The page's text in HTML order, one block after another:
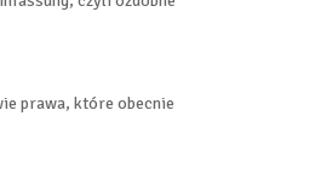
prawa, które obecnie